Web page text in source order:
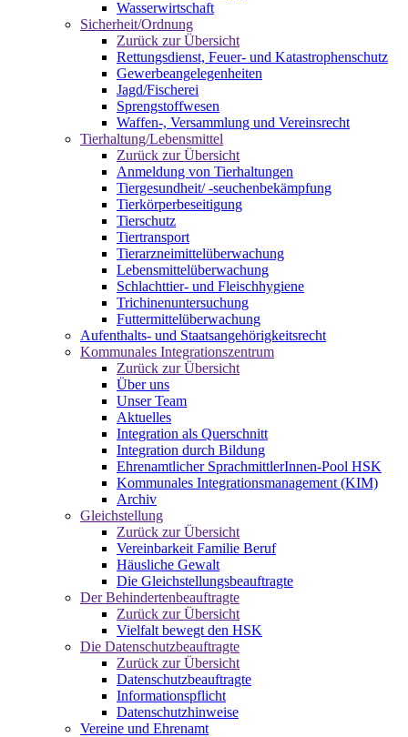
Wasserwirtschaft
Sicherheit/Ordnung
Zurück zur Übersicht
Rettungsdienst, Feuer- und Katastrophenschutz
Gewerbeangelegenheiten
Jagd/Fischerei
Sprengstoffwesen
Waffen-, Versammlung und Vereinsrecht
Tierhaltung/Lebensmittel
Zurück zur Übersicht
Anmeldung von Tierhaltungen
Tiergesundheit/ -seuchenbekämpfung
Tierkörperbeseitigung
Tierschutz
Tiertransport
Tierarzneimittelüberwachung
Lebensmittelüberwachung
Schlachttier- und Fleischhygiene
Trichinenuntersuchung
Futtermittelüberwachung
Aufenthalts- und Staatsangehörigkeitsrecht
Kommunales Integrationszentrum
Zurück zur Übersicht
Über uns
Unser Team
Aktuelles
Integration als Querschnitt
Integration durch Bildung
Ehrenamtlicher SprachmittlerInnen-Pool HSK
Kommunales Integrationsmanagement (KIM)
Archiv
Gleichstellung
Zurück zur Übersicht
Vereinbarkeit Familie Beruf
Häusliche Gewalt
Die Gleichstellungsbeauftragte
Der Behindertenbeauftragte
Zurück zur Übersicht
Vielfalt bewegt den HSK
Die Datenschutzbeauftragte
Zurück zur Übersicht
Datenschutzbeauftragte
Informationspflicht
Datenschutzhinweise
Vereine und Ehrenamt